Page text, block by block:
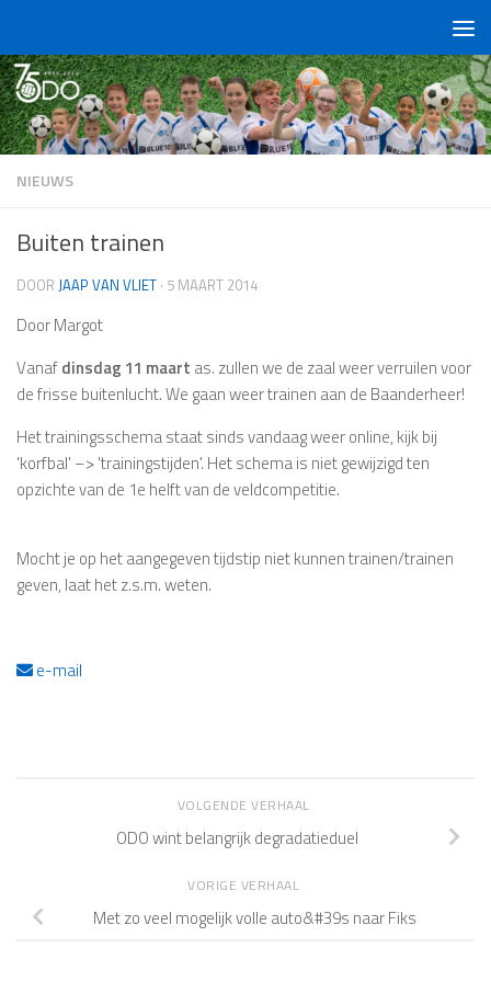
NIEUWS
Buiten trainen
DOOR JAAP VAN VLIET · 5 MAART 2014
Door Margot
Vanafdinsdag 11 maart as. zullen we de zaal weer verruilen voor
de frisse buitenlucht. We gaan weer trainen aan de Baanderheer!
Het trainingsschema staat sinds vandaag weer online, kijk bij
'korfbal' –> 'trainingstijden'. Het schema is niet gewijzigd ten
opzichte van de 1e helft van de veldcompetitie.
Mocht je op het aangegeven tijdstip niet kunnen trainen/trainen
geven, laat het z.s.m. weten.
e-mail
VOLGENDE VERHAAL
ODO wint belangrijk degradatieduel
VORIGE VERHAAL
Met zo veel mogelijk volle auto&#39s naar Fiks